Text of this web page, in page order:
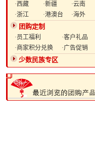
·西藏
·新疆
·云南
·浙江
·港澳台 ·海外
团购定制
·员工福利
·客户礼品
·商家积分兑换
·广告促销
少数民族专区